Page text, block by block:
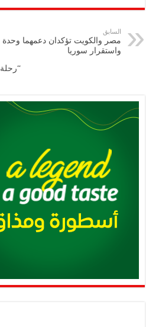
p
y
Li
eb
k
tt
nt
at
A
p
السابق
مصر والكويت تؤكدان دعمهما وحدة
واستقرار سوريا